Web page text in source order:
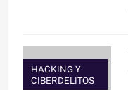
HACKING Y
CIBERDELITOS